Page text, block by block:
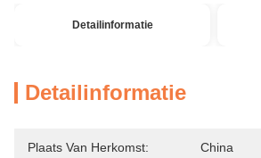
Detailinformatie
Detailinformatie
Plaats Van Herkomst: China